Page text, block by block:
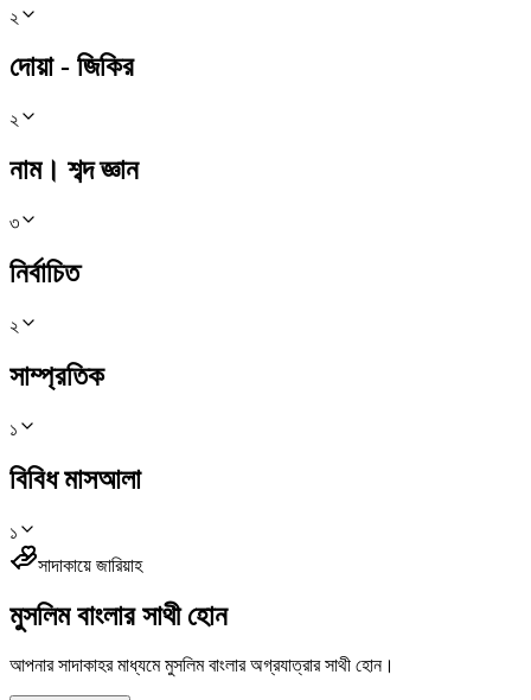
২
দোয়া - জিকির
২
নাম। শব্দ জ্ঞান
৩
নির্বাচিত
২
সাম্প্রতিক
১
বিবিধ মাসআলা
১
সাদাকায়ে জারিয়াহ
মুসলিম বাংলার সাথী হোন
আপনার সাদাকাহর মাধ্যমে মুসলিম বাংলার অগ্রযাত্রার সাথী হোন।